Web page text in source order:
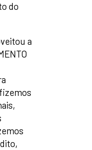
do
a